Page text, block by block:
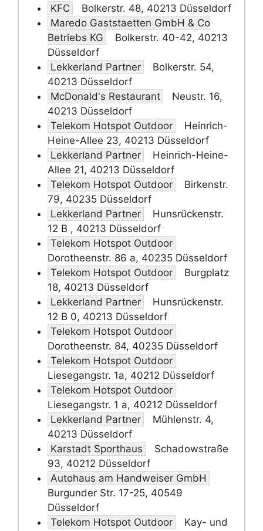
KFC
Bolkerstr. 48, 40213 Düsseldorf
Maredo Gaststaetten GmbH & Co
Betriebs KG
Bolkerstr. 40-42, 40213
Düsseldorf
Lekkerland Partner
Bolkerstr. 54,
40213 Düsseldorf
McDonald's Restaurant
Neustr. 16,
40213 Düsseldorf
Telekom Hotspot Outdoor
Heinrich-
Heine-Allee 23, 40213 Düsseldorf
Lekkerland Partner
Heinrich-Heine-
Allee 21, 40213 Düsseldorf
Telekom Hotspot Outdoor
Birkenstr.
79, 40235 Düsseldorf
Lekkerland Partner
Hunsrückenstr.
12 B , 40213 Düsseldorf
Telekom Hotspot Outdoor
Dorotheenstr. 86 a, 40235 Düsseldorf
Telekom Hotspot Outdoor
Burgplatz
18, 40213 Düsseldorf
Lekkerland Partner
Hunsrückenstr.
12 B 0, 40213 Düsseldorf
Telekom Hotspot Outdoor
Dorotheenstr. 84, 40235 Düsseldorf
Telekom Hotspot Outdoor
Liesegangstr. 1a, 40212 Düsseldorf
Telekom Hotspot Outdoor
Liesegangstr. 1 a, 40212 Düsseldorf
Lekkerland Partner
Mühlenstr. 4,
40213 Düsseldorf
Karstadt Sporthaus
Schadowstraße
93, 40212 Düsseldorf
Autohaus am Handweiser GmbH
Burgunder Str. 17-25, 40549
Düsseldorf
Telekom Hotspot Outdoor
Kay- und